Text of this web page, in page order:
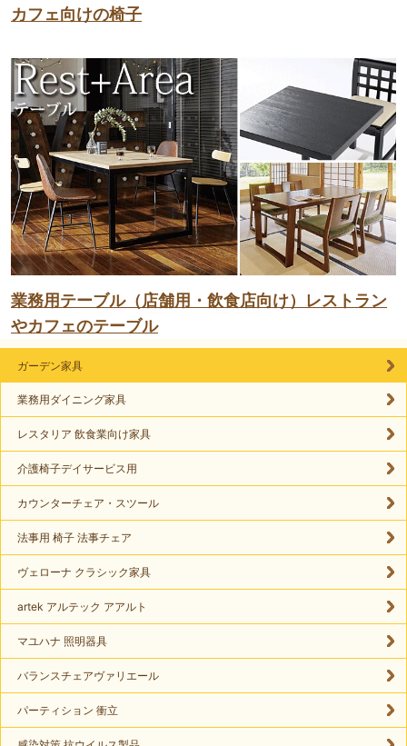
カフェ向けの椅子
業務用テーブル（店舗用・飲食店向け）レストラン
やカフェのテーブル
ガーデン家具
業務用ダイニング家具
レスタリア 飲食業向け家具
介護椅子デイサービス用
カウンターチェア・スツール
法事用 椅子 法事チェア
ヴェローナ クラシック家具
artek アルテック アアルト
マユハナ 照明器具
バランスチェアヴァリエール
パーティション 衝立